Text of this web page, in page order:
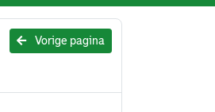
Vorige pagina